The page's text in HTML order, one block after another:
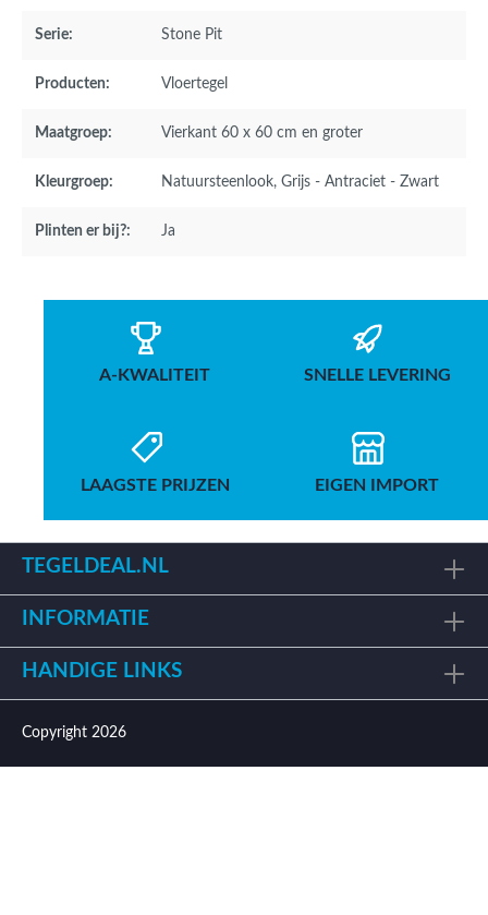
Serie: Stone Pit
Producten: Vloertegel
Maatgroep: Vierkant 60 x 60 cm en groter
Kleurgroep: Natuursteenlook, Grijs - Antraciet - Zwart
Plinten er bij?: Ja
A-KWALITEIT SNELLE LEVERING
LAAGSTE PRIJZEN EIGEN IMPORT
TEGELDEAL.NL
INFORMATIE
HANDIGE LINKS
Copyright 2026